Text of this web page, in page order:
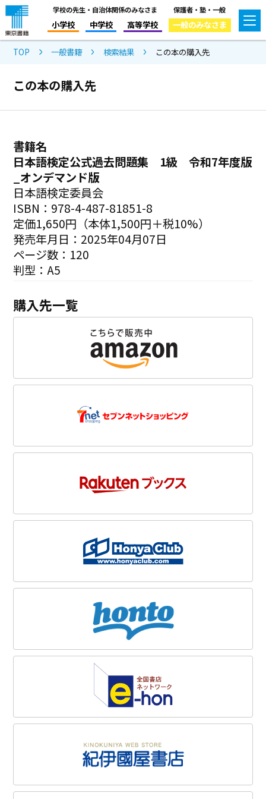
学校の先生・自治体関係のみなさま
小学校 中学校 高等学校
保護者・塾・一般
一般のみなさま
TOP 一般書籍 検索結果 この本の購入先
この本の購入先
書籍名
日本語検定公式過去問題集 1級 令和7年度版
_オンデマンド版
日本語検定委員会
ISBN：978-4-487-81851-8
定価1,650円（本体1,500円＋税10%）
発売年月日：2025年04月07日
ページ数：120
判型：A5
購入先一覧